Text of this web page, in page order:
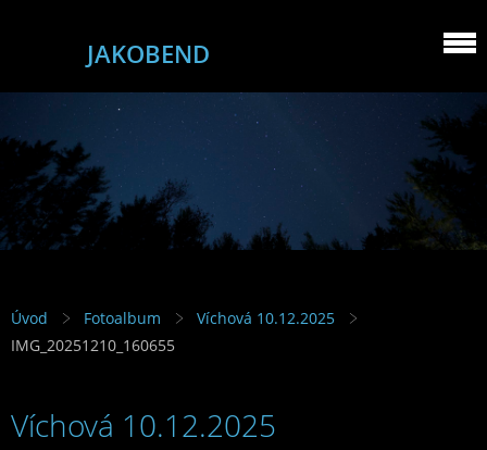
JAKOBEND
Úvod Fotoalbum
Víchová 10.12.2025
IMG_20251210_160655
Víchová 10.12.2025